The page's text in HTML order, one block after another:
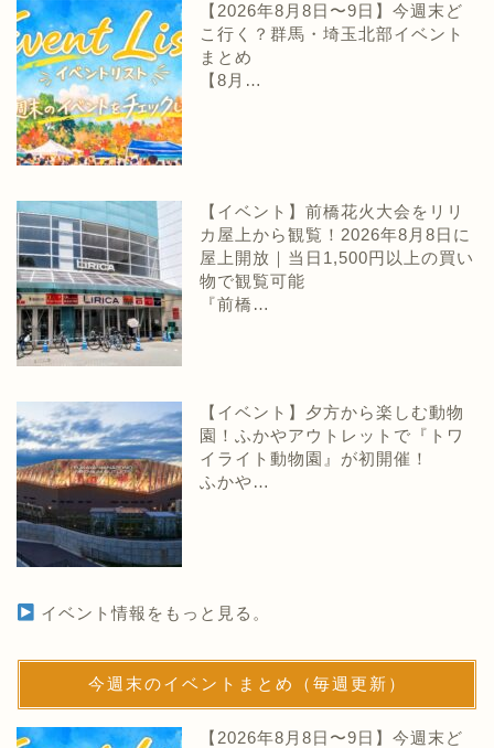
【2026年8月8日〜9日】今週末ど
こ行く？群馬・埼玉北部イベント
まとめ
【8月…
【イベント】前橋花火大会をリリ
カ屋上から観覧！2026年8月8日に
屋上開放｜当日1,500円以上の買い
物で観覧可能
『前橋…
【イベント】夕方から楽しむ動物
園！ふかやアウトレットで『トワ
イライト動物園』が初開催！
ふかや…
イベント情報をもっと見る。
今週末のイベントまとめ（毎週更新）
【2026年8月8日〜9日】今週末ど